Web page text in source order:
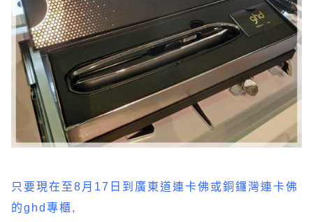
只要現在至8月17日到廣東道連卡佛或銅鑼灣連卡佛
的ghd專櫃,